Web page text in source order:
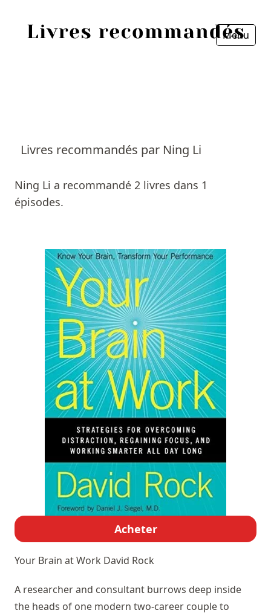
Menu
Livres recommandés par Ning Li
Ning Li a recommandé 2 livres dans 1
épisodes.
Acheter
Your Brain at Work David Rock
A researcher and consultant burrows deep inside
the heads of one modern two-career couple to
Livres
Prix littéraires
Fermer